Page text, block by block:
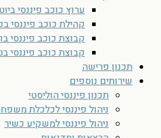
ערוץ כוכב פיננסי
קהילת כוכב פיננסי
קבוצת כוכב פיננסי
קבוצת כוכב פיננסי
תכנון פרישה
שירותים נוספים
תכנון פיננסי הוליסטי
ניהול פיננסי לכלכלת
ניהול פיננסי למשקיע כשיר